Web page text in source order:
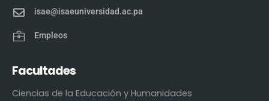
isae@isaeuniversidad.ac.pa
Empleos
Facultades
Ciencias de la Educación y Humanidades